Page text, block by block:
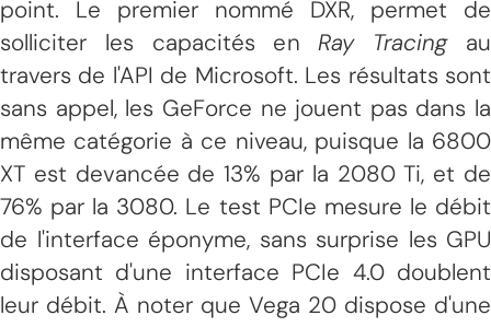
point. Le premier nommé DXR, permet de
solliciter les capacités enRay Tracingau
travers de l'API de Microsoft. Les résultats sont
sans appel, les GeForce ne jouent pas dans la
même catégorie à ce niveau, puisque la 6800
XT est devancée de 13% par la 2080 Ti, et de
76% par la 3080. Le test PCIe mesure le débit
de l'interface éponyme, sans surprise les GPU
disposant d'une interface PCIe 4.0 doublent
leur débit. À noter que Vega 20 dispose d'une